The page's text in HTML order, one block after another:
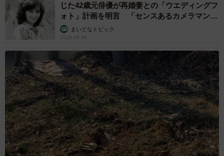
3/4
色とりどりの貝殻 画像提供：でんかさん
じた42歳元俳優が再婚妻との「ウエディングフ
ォト」計画を明言 「センスあるカメラマン求
む」まいどなトピック
2026.08.08